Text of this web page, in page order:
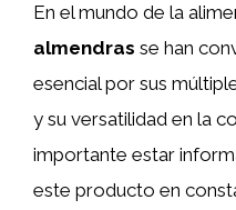
En el mundo de la
almendras se han
esencial por sus
y su versatilidad en la
importante estar
este producto en